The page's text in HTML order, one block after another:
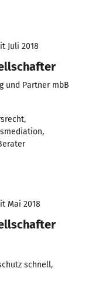
Juli 2018
und Partner mbB
Mai 2018
schnell,